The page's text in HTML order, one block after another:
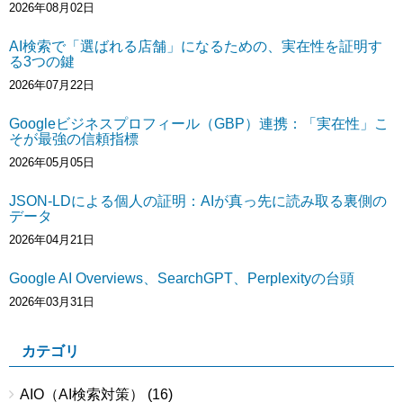
2026年08月02日
AI検索で「選ばれる店舗」になるための、実在性を証明す
る3つの鍵
2026年07月22日
Googleビジネスプロフィール（GBP）連携：「実在性」こ
そが最強の信頼指標
2026年05月05日
JSON-LDによる個人の証明：AIが真っ先に読み取る裏側の
データ
2026年04月21日
Google AI Overviews、SearchGPT、Perplexityの台頭
2026年03月31日
カテゴリ
AIO（AI検索対策） (16)